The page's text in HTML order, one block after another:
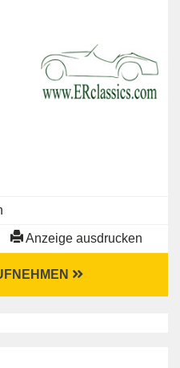
Anzeige ausdrucken